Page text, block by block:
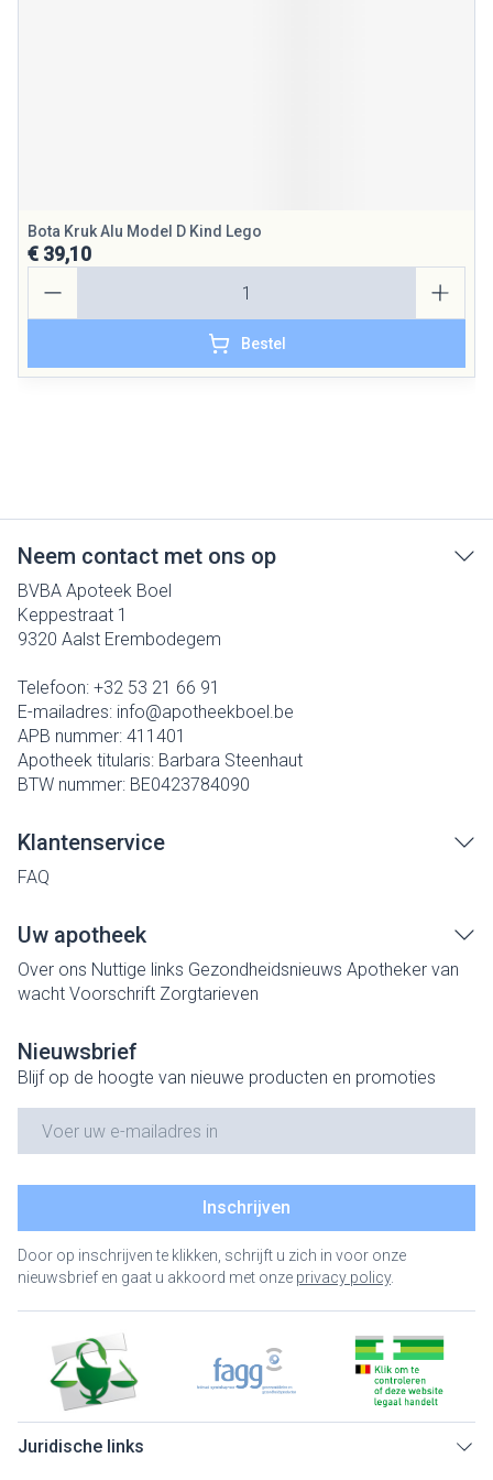
Bota Kruk Alu Model D Kind Lego
€ 39,10
Bestel
Neem contact met ons op
BVBA Apoteek Boel
Keppestraat 1
9320 Aalst Erembodegem
Telefoon: +32 53 21 66 91
E-mailadres: info@apotheekboel.be
APB nummer: 411401
Apotheek titularis: Barbara Steenhaut
BTW nummer: BE0423784090
Klantenservice
FAQ
Uw apotheek
Over ons Nuttige links Gezondheidsnieuws Apotheker van
wacht Voorschrift Zorgtarieven
Nieuwsbrief
Blijf op de hoogte van nieuwe producten en promoties
Inschrijven
Door op inschrijven te klikken, schrijft u zich in voor onze
nieuwsbrief en gaat u akkoord met onze privacy policy.
Juridische links